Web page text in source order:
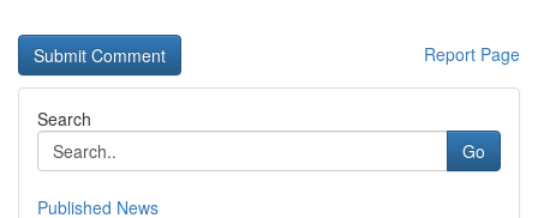
Report Page
Search
Go
Published News